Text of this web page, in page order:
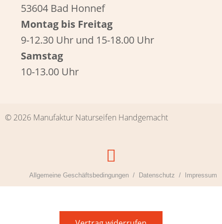
53604 Bad Honnef
Montag bis Freitag
9-12.30 Uhr und 15-18.00 Uhr
Samstag
10-13.00 Uhr
© 2026 Manufaktur Naturseifen Handgemacht
Allgemeine Geschäftsbedingungen Datenschutz Impressum